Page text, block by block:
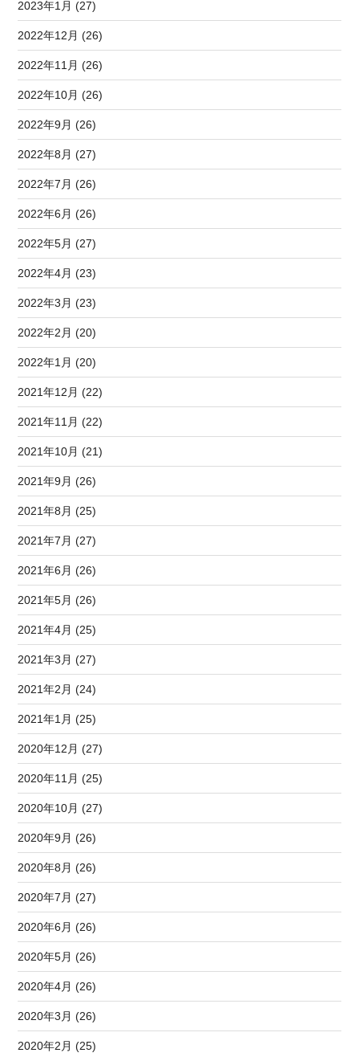
2023年1月 (27)
2022年12月 (26)
2022年11月 (26)
2022年10月 (26)
2022年9月 (26)
2022年8月 (27)
2022年7月 (26)
2022年6月 (26)
2022年5月 (27)
2022年4月 (23)
2022年3月 (23)
2022年2月 (20)
2022年1月 (20)
2021年12月 (22)
2021年11月 (22)
2021年10月 (21)
2021年9月 (26)
2021年8月 (25)
2021年7月 (27)
2021年6月 (26)
2021年5月 (26)
2021年4月 (25)
2021年3月 (27)
2021年2月 (24)
2021年1月 (25)
2020年12月 (27)
2020年11月 (25)
2020年10月 (27)
2020年9月 (26)
2020年8月 (26)
2020年7月 (27)
2020年6月 (26)
2020年5月 (26)
2020年4月 (26)
2020年3月 (26)
2020年2月 (25)